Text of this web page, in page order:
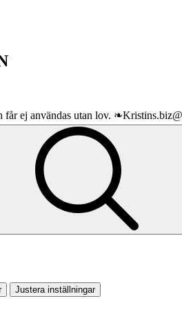
får ej användas utan lov.
Justera inställningar